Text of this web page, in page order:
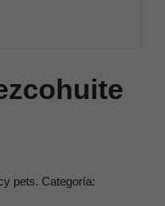
pets. Categoría: